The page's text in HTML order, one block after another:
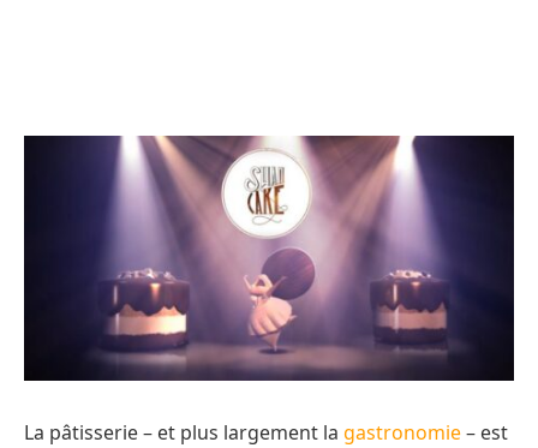
La pâtisserie – et plus largement la gastronomie– est